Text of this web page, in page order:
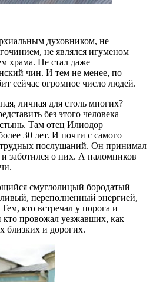
духовником, не
не являлся игуменом
храма. Не стал даже
чин. И тем не менее, по
сейчас огромное число людей.
личная для столь многих?
без этого человека
Там отец Илиодор
30 лет. И почти с самого
трудных послушаний. Он принимал
заботился о них. А паломников
смуглолицый бородатый
переполненный энергией,
кто встречал у порога и
провожал уезжавших, как
близких и дорогих.